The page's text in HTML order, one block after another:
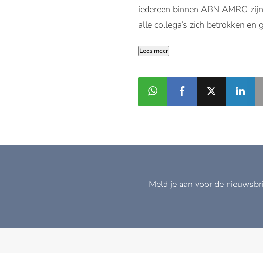
iedereen binnen ABN AMRO
alle collega’s zich betrokken en
Lees meer
Meld je aan voor de